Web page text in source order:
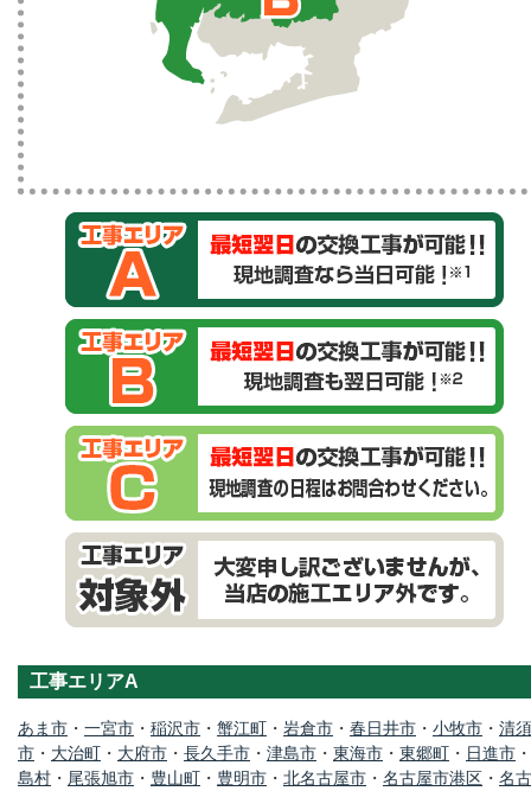
工事エリアA
あま市 ・ 一宮市 ・ 稲沢市 ・ 蟹江町 ・ 岩倉市 ・ 春日井市 ・ 小牧市 ・ 清須
市 ・ 大治町 ・ 大府市 ・ 長久手市 ・ 津島市 ・ 東海市 ・ 東郷町 ・ 日進市 ・
島村 ・ 尾張旭市 ・ 豊山町 ・ 豊明市 ・ 北名古屋市 ・ 名古屋市港区 ・ 名